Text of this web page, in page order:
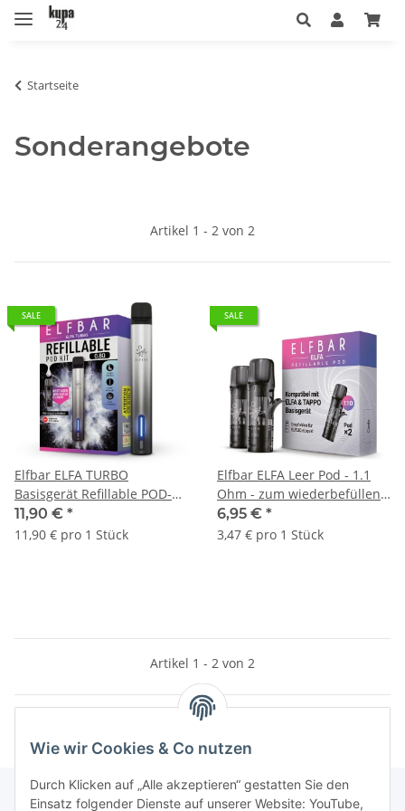
Startseite
Sonderangebote
Artikel 1 - 2 von 2
SALE
Elfbar ELFA TURBO
Basisgerät Refillable POD-
KIT in Auroraschwarz
11,90 € *
11,90 € pro 1 Stück
SALE
Elfbar ELFA Leer Pod - 1.1
Ohm - zum wiederbefüllen
2er Pack
6,95 € *
3,47 € pro 1 Stück
Artikel 1 - 2 von 2
Wie wir Cookies & Co nutzen
Durch Klicken auf „Alle akzeptieren“ gestatten Sie den
Einsatz folgender Dienste auf unserer Website: YouTube,